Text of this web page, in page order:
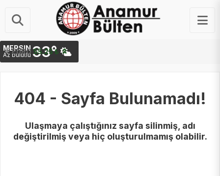
EURO 55.25 ₺
STERLIN 64.48 ₺
MERSIN
Az bulutlu 33°
404 - Sayfa Bulunamadı!
Ulaşmaya çalıştığınız sayfa silinmiş, adı
değiştirilmiş veya hiç oluşturulmamış olabilir.